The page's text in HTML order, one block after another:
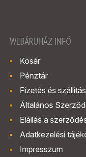
WEBÁRUHÁZ INFÓ
Kosár
Pénztár
Fizetés és szállítás
Általános
Elállás a
Adatkezelési
Impresszum